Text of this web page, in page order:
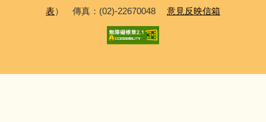
表） 傳真：(02)-22670048 意見反映信箱